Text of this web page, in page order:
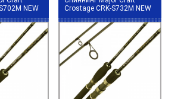
NEW
Crostage CRK-S732M NEW